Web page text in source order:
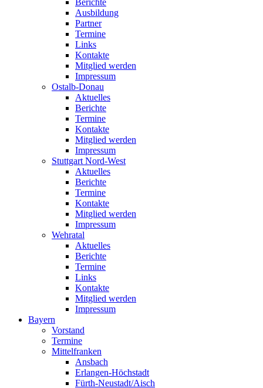
Berichte
Ausbildung
Partner
Termine
Links
Kontakte
Mitglied werden
Impressum
Ostalb-Donau
Aktuelles
Berichte
Termine
Kontakte
Mitglied werden
Impressum
Stuttgart Nord-West
Aktuelles
Berichte
Termine
Kontakte
Mitglied werden
Impressum
Wehratal
Aktuelles
Berichte
Termine
Links
Kontakte
Mitglied werden
Impressum
Bayern
Vorstand
Termine
Mittelfranken
Ansbach
Erlangen-Höchstadt
Fürth-Neustadt/Aisch